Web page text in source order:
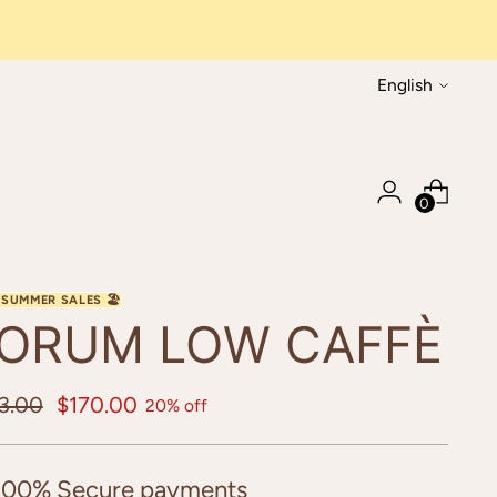
Language
English
0
LOW CAFFÈ
$170.00 20% off
Secure payments